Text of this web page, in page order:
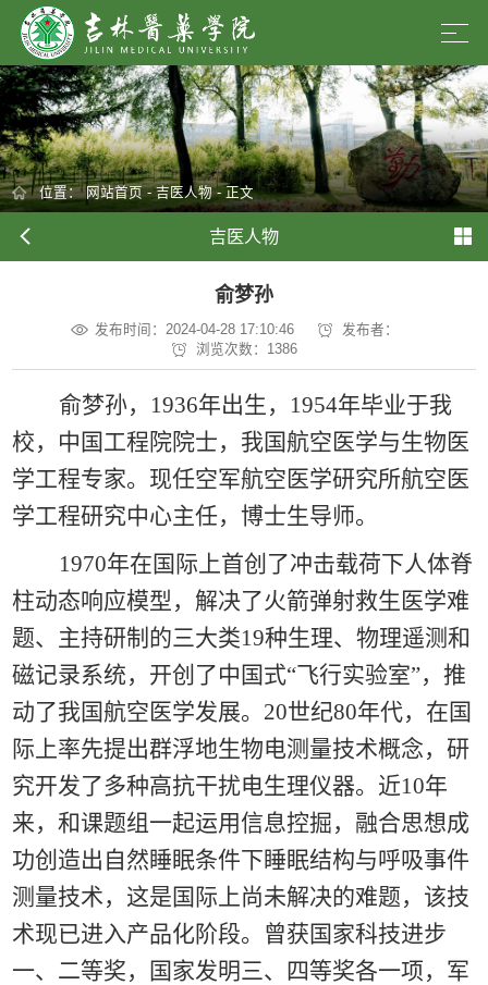
位置： 网站首页-吉医人物- 正文
吉医人物
俞梦孙
发布时间：2024-04-28 17:10:46
发布者：
浏览次数：
1386
俞梦孙， 1936年出生，1954年毕业于我
校，中国工程院院士，我国航空医学与生物医
学工程专家。现任空军航空医学研究所航空医
学工程研究中心主任，博士生导师。
1970年在国际上首创了冲击载荷下人体脊
柱动态响应模型，解决了火箭弹射救生医学难
题、主持研制的三大类19种生理、物理遥测和
磁记录系统，开创了中国式“飞行实验室”，推
动了我国航空医学发展。20世纪80年代，在国
际上率先提出群浮地生物电测量技术概念，研
究开发了多种高抗干扰电生理仪器。近10年
来，和课题组一起运用信息控掘，融合思想成
功创造出自然睡眠条件下睡眠结构与呼吸事件
测量技术，这是国际上尚未解决的难题，该技
术现已进入产品化阶段。曾获国家科技进步
一、二等奖，国家发明三、四等奖各一项，军